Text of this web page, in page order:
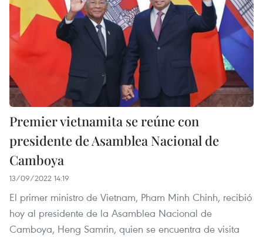
Premier vietnamita se reúne con
presidente de Asamblea Nacional de
Camboya
13/09/2022 14:19
El primer ministro de Vietnam, Pham Minh Chinh, recibió
hoy al presidente de la Asamblea Nacional de
Camboya, Heng Samrin, quien se encuentra de visita